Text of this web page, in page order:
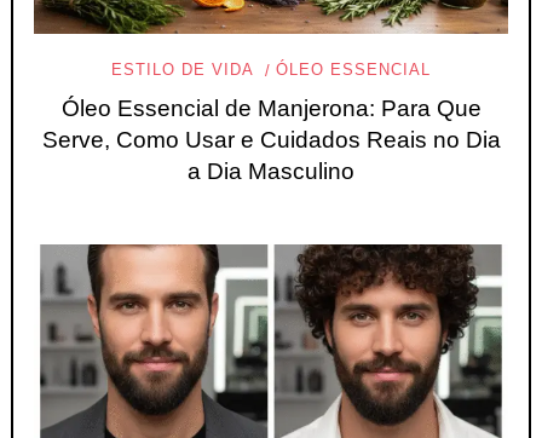
ESTILO DE VIDA ÓLEO ESSENCIAL
Óleo Essencial de Manjerona: Para Que
Serve, Como Usar e Cuidados Reais no Dia
a Dia Masculino